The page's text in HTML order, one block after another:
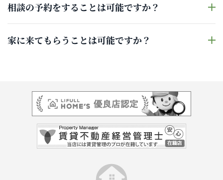
相談の予約をすることは可能ですか？
家に来てもらうことは可能ですか？